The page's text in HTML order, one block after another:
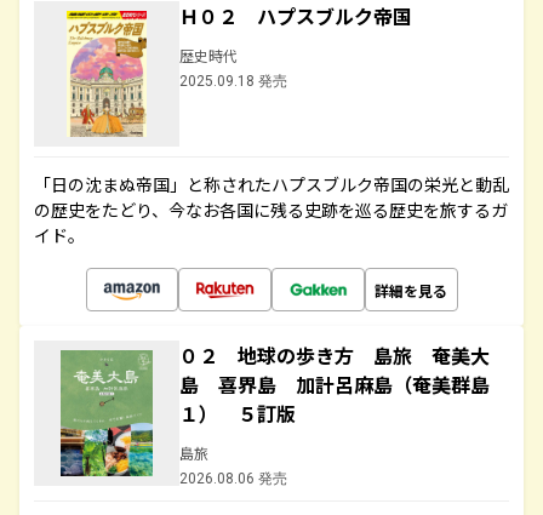
Ｈ０２ ハプスブルク帝国
歴史時代
2025.09.18 発売
「日の沈まぬ帝国」と称されたハプスブルク帝国の栄光と動乱
の歴史をたどり、今なお各国に残る史跡を巡る歴史を旅するガ
イド。
詳細を見る
０２ 地球の歩き方 島旅 奄美大
島 喜界島 加計呂麻島（奄美群島
１） ５訂版
島旅
2026.08.06 発売